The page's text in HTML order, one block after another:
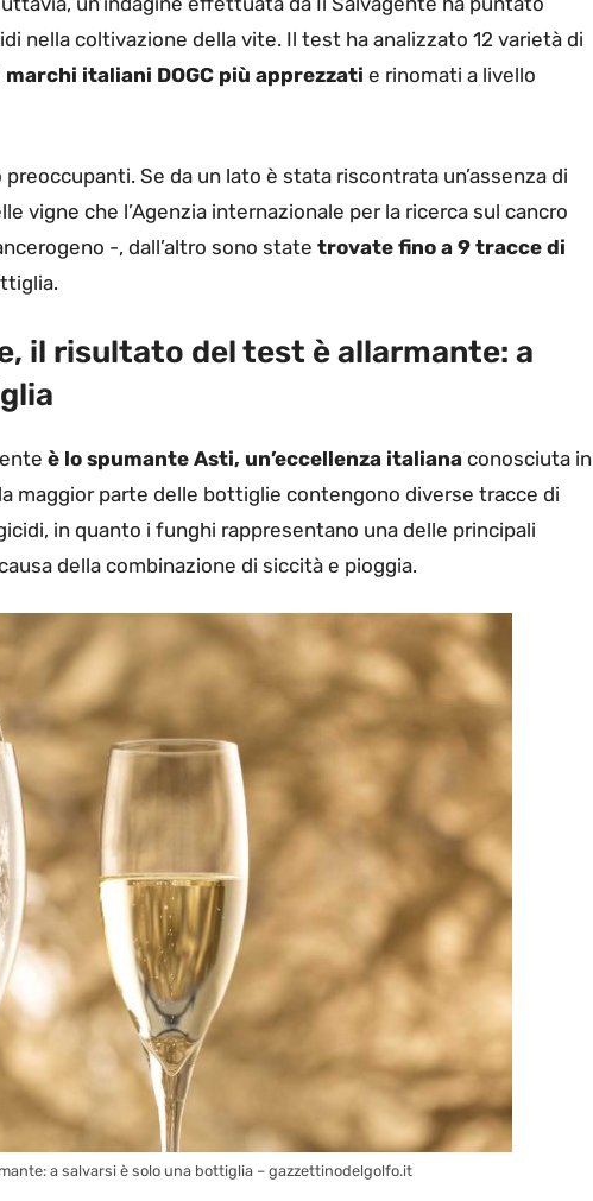
nella coltivazione della vite. Il test ha analizzato 12 varietà di
marchi italiani DOGC più apprezzati e rinomati a livello
Se da un lato è stata riscontrata un’assenza di
vigne che l’Agenzia internazionale per la ricerca sul cancro
-, dall’altro sono state trovate fino a 9 tracce di
il risultato del test è allarmante: a
è lo spumante Asti, un’eccellenza italiana conosciuta in
maggior parte delle bottiglie contengono diverse tracce di
in quanto i funghi rappresentano una delle principali
della combinazione di siccità e pioggia.
a salvarsi è solo una bottiglia – gazzettinodelgolfo.it